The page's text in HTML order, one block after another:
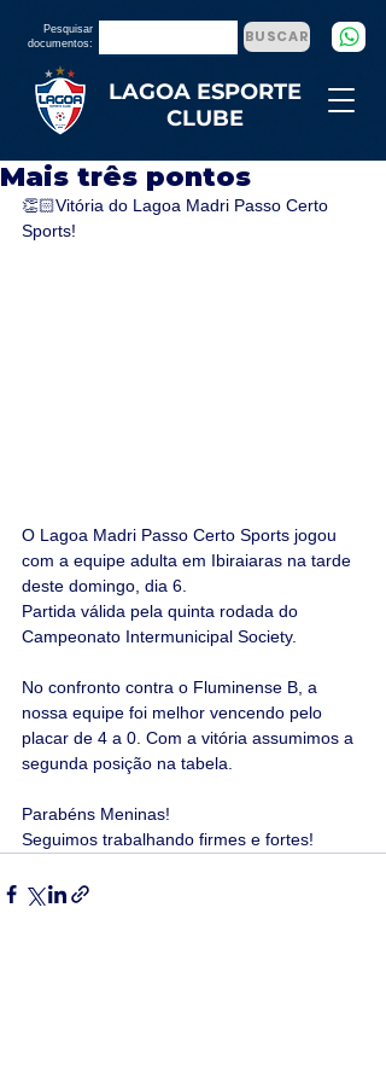
LAGOA ESPORTE
CLUBE
Pesquisar
documentos:
BUSCAR
Mais três pontos
👏🏻Vitória do Lagoa Madri Passo Certo
Sports!
O Lagoa Madri Passo Certo Sports jogou
com a equipe adulta em Ibiraiaras na tarde
deste domingo, dia 6.
Partida válida pela quinta rodada do
Campeonato Intermunicipal Society.
No confronto contra o Fluminense B, a
nossa equipe foi melhor vencendo pelo
placar de 4 a 0. Com a vitória assumimos a
segunda posição na tabela.
Parabéns Meninas!
Seguimos trabalhando firmes e fortes!